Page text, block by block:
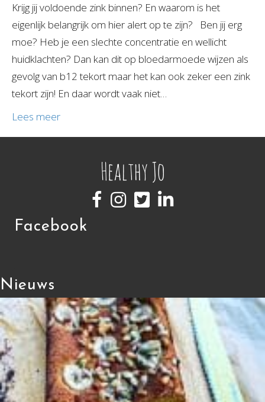
Krijg jij voldoende zink binnen? En waarom is het
eigenlijk belangrijk om hier alert op te zijn? Ben jij erg
moe? Heb je een slechte concentratie en wellicht
huidklachten? Dan kan dit op bloedarmoede wijzen als
gevolg van b12 tekort maar het kan ook zeker een zink
tekort zijn! En daar wordt vaak niet…
Lees meer
Facebook
Nieuws